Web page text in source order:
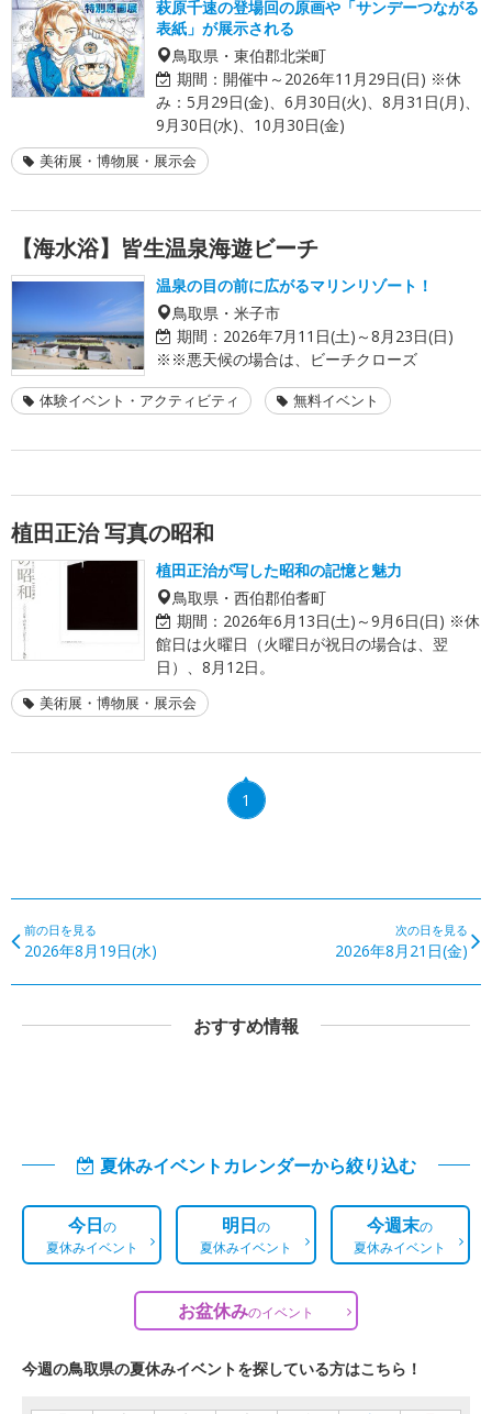
萩原千速の登場回の原画や「サンデーつながる
表紙」が展示される
鳥取県・東伯郡北栄町
期間： 開催中～2026年11月29日(日) ※休
み：5月29日(金)、6月30日(火)、8月31日(月)、
9月30日(水)、10月30日(金)
美術展・博物展・展示会
【海水浴】皆生温泉海遊ビーチ
温泉の目の前に広がるマリンリゾート！
鳥取県・米子市
期間： 2026年7月11日(土)～8月23日(日)
※※悪天候の場合は、ビーチクローズ
体験イベント・アクティビティ 無料イベント
植田正治 写真の昭和
植田正治が写した昭和の記憶と魅力
鳥取県・西伯郡伯耆町
期間： 2026年6月13日(土)～9月6日(日) ※休
館日は火曜日（火曜日が祝日の場合は、翌
日）、8月12日。
美術展・博物展・展示会
1
前の日を見る
2026年8月19日(水)
次の日を見る
2026年8月21日(金)
おすすめ情報
夏休みイベントカレンダーから絞り込む
今日の
夏休みイベント
明日の
夏休みイベント
今週末の
夏休みイベント
お盆休みのイベント
今週の鳥取県の夏休みイベントを探している方はこちら！